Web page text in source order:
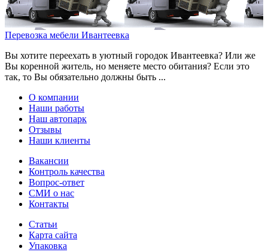
Перевозка мебели Ивантеевка
Вы хотите переехать в уютный городок Ивантеевка? Или же
Вы коренной житель, но меняете место обитания? Если это
так, то Вы обязательно должны быть ...
О компании
Наши работы
Наш автопарк
Отзывы
Наши клиенты
Вакансии
Контроль качества
Вопрос-ответ
СМИ о нас
Контакты
Статьи
Карта сайта
Упаковка